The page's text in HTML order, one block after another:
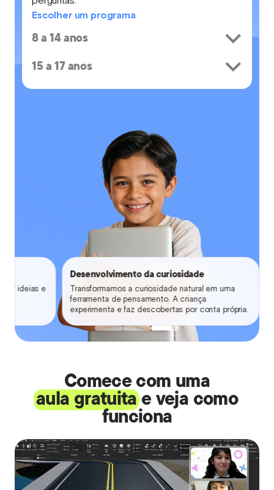
Escolher um programa
8 a 14 anos
15 a 17 anos
ideias e
Desenvolvimento da curiosidade
Transformamos a curiosidade natural em uma
ferramenta de pensamento. A criança
experimenta e faz descobertas por conta própria.
Comece com uma
aula gratuitae veja como
funciona